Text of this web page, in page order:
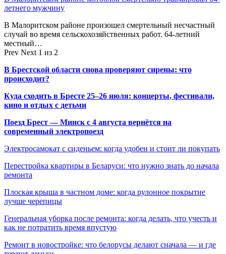
летнего мужчину
В Малоритском районе произошел смертельный несчастный
случай во время сельскохозяйственных работ. 64-летний
местный…
Prev Next 1 из 2
В Брестской области снова проверяют сирены: что
происходит?
Куда сходить в Бресте 25–26 июля: концерты, фестивали,
кино и отдых с детьми
Поезд Брест — Минск с 4 августа вернётся на
современный электропоезд
Электросамокат с сиденьем: когда удобен и стоит ли покупать
Перестройка квартиры в Беларуси: что нужно знать до начала
ремонта
Плоская крыша в частном доме: когда рулонное покрытие
лучше черепицы
Генеральная уборка после ремонта: когда делать, что учесть и
как не потратить время впустую
Ремонт в новостройке: что белорусы делают сначала — и где